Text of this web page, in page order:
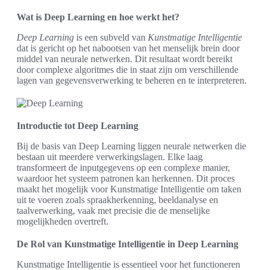
Wat is Deep Learning en hoe werkt het?
Deep Learning is een subveld van Kunstmatige Intelligentie
dat is gericht op het nabootsen van het menselijk brein door
middel van neurale netwerken. Dit resultaat wordt bereikt
door complexe algoritmes die in staat zijn om verschillende
lagen van gegevensverwerking te beheren en te interpreteren.
Introductie tot Deep Learning
Bij de basis van Deep Learning liggen neurale netwerken die
bestaan uit meerdere verwerkingslagen. Elke laag
transformeert de inputgegevens op een complexe manier,
waardoor het systeem patronen kan herkennen. Dit proces
maakt het mogelijk voor Kunstmatige Intelligentie om taken
uit te voeren zoals spraakherkenning, beeldanalyse en
taalverwerking, vaak met precisie die de menselijke
mogelijkheden overtreft.
De Rol van Kunstmatige Intelligentie in Deep Learning
Kunstmatige Intelligentie is essentieel voor het functioneren